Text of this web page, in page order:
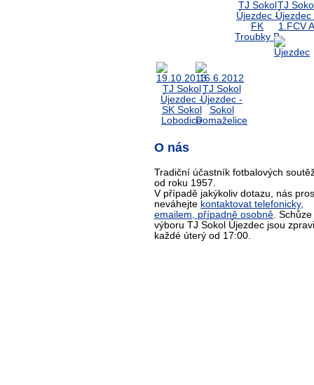
O nás
Tradiční účastník fotbalových
od roku 1957.
V případě jakýkoliv dotazu, nás
neváhejte kontaktovat telefonicky,
emailem, případně osobně. Schůze
výboru TJ Sokol Újezdec jsou
každé úterý od 17:00.